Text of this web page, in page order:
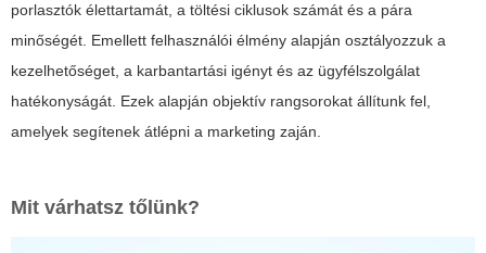
porlasztók élettartamát, a töltési ciklusok számát és a pára
minőségét. Emellett felhasználói élmény alapján osztályozzuk a
kezelhetőséget, a karbantartási igényt és az ügyfélszolgálat
hatékonyságát. Ezek alapján objektív rangsorokat állítunk fel,
amelyek segítenek átlépni a marketing zaján.
Mit várhatsz tőlünk?